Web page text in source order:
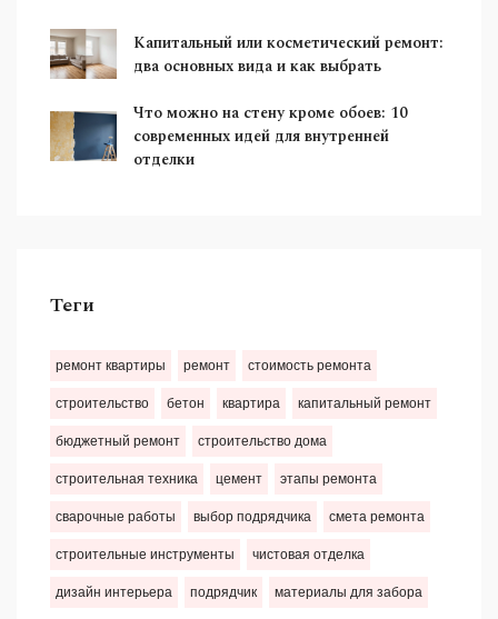
Капитальный или косметический ремонт:
два основных вида и как выбрать
Что можно на стену кроме обоев: 10
современных идей для внутренней
отделки
Теги
ремонт квартиры ремонт стоимость ремонта
строительство бетон квартира капитальный ремонт
бюджетный ремонт строительство дома
строительная техника цемент этапы ремонта
сварочные работы выбор подрядчика смета ремонта
строительные инструменты чистовая отделка
дизайн интерьера подрядчик материалы для забора